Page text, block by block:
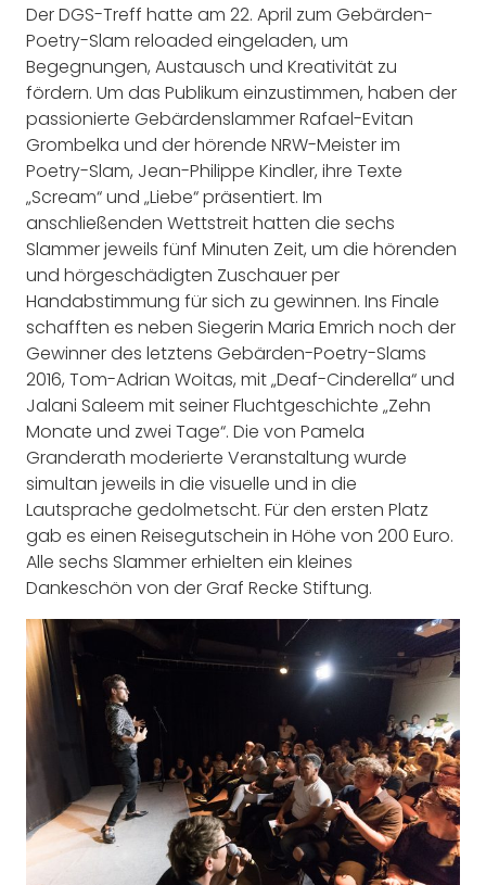
Der DGS-Treff hatte am 22. April zum Gebärden-
Poetry-Slam reloaded eingeladen, um
Begegnungen, Austausch und Kreativität zu
fördern. Um das Publikum einzustimmen, haben der
passionierte Gebärdenslammer Rafael-Evitan
Grombelka und der hörende NRW-Meister im
Poetry-Slam, Jean-Philippe Kindler, ihre Texte
„Scream“ und „Liebe“ präsentiert. Im
anschließenden Wettstreit hatten die sechs
Slammer jeweils fünf Minuten Zeit, um die hörenden
und hörgeschädigten Zuschauer per
Handabstimmung für sich zu gewinnen. Ins Finale
schafften es neben Siegerin Maria Emrich noch der
Gewinner des letztens Gebärden-Poetry-Slams
2016, Tom-Adrian Woitas, mit „Deaf-Cinderella“ und
Jalani Saleem mit seiner Fluchtgeschichte „Zehn
Monate und zwei Tage“. Die von Pamela
Granderath moderierte Veranstaltung wurde
simultan jeweils in die visuelle und in die
Lautsprache gedolmetscht. Für den ersten Platz
gab es einen Reisegutschein in Höhe von 200 Euro.
Alle sechs Slammer erhielten ein kleines
Dankeschön von der Graf Recke Stiftung.